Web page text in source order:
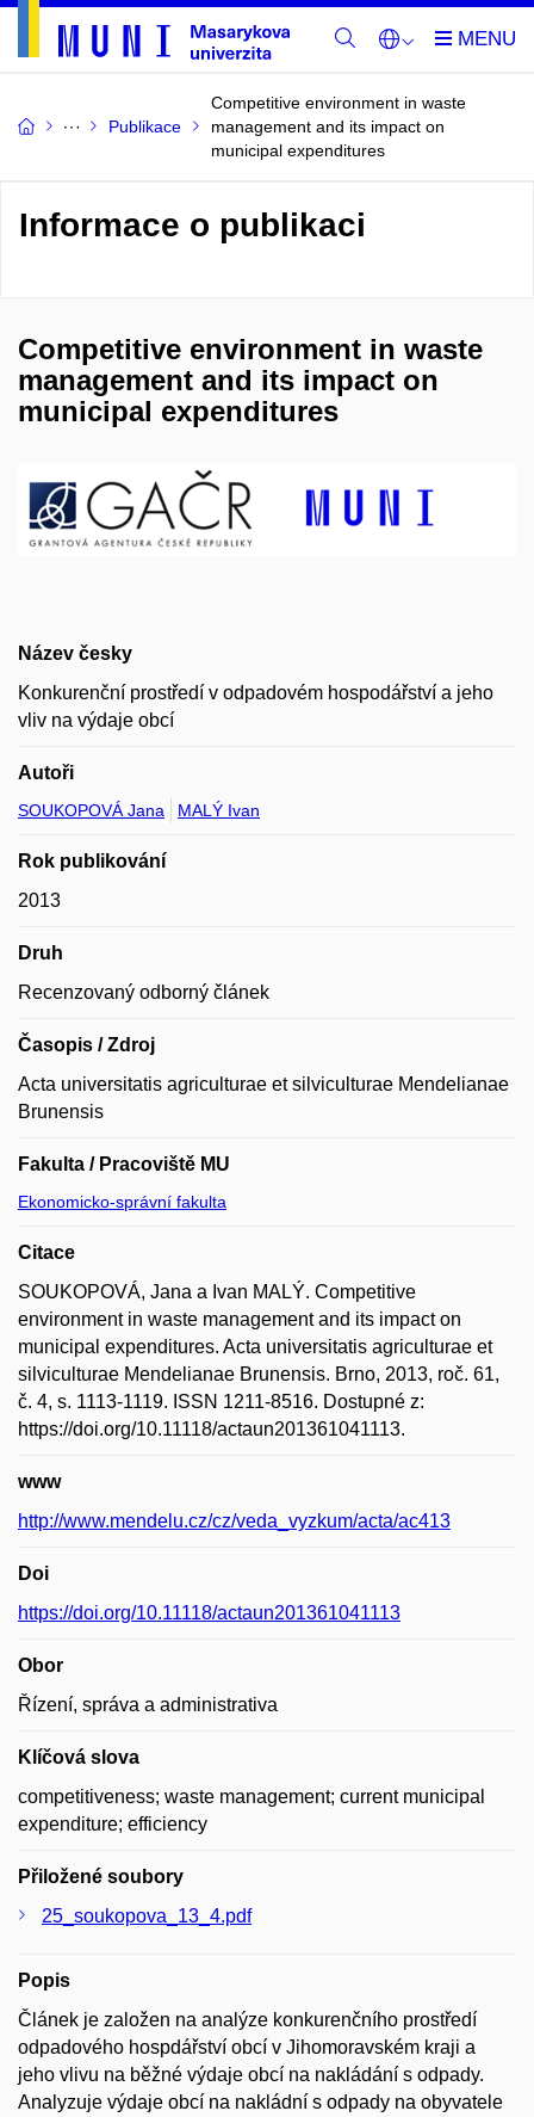
Publikace
Competitive environment in waste
management and its impact on
municipal expenditures
Informace o publikaci
Competitive environment in waste
management and its impact on
municipal expenditures
Název česky
Konkurenční prostředí v odpadovém hospodářství a jeho
vliv na výdaje obcí
Autoři
SOUKOPOVÁ Jana MALÝ Ivan
Rok publikování
2013
Druh
Recenzovaný odborný článek
Časopis / Zdroj
Acta universitatis agriculturae et silviculturae Mendelianae
Brunensis
Fakulta / Pracoviště MU
Ekonomicko-správní fakulta
Citace
SOUKOPOVÁ, Jana a Ivan MALÝ. Competitive
environment in waste management and its impact on
municipal expenditures. Acta universitatis agriculturae et
silviculturae Mendelianae Brunensis. Brno, 2013, roč. 61,
č. 4, s. 1113-1119. ISSN 1211-8516. Dostupné z:
https://doi.org/10.11118/actaun201361041113.
www
http://www.mendelu.cz/cz/veda_vyzkum/acta/ac413
Doi
https://doi.org/10.11118/actaun201361041113
Obor
Řízení, správa a administrativa
Klíčová slova
competitiveness; waste management; current municipal
expenditure; efficiency
Přiložené soubory
25_soukopova_13_4.pdf
Popis
Článek je založen na analýze konkurenčního prostředí
odpadového hospdářství obcí v Jihomoravském kraji a
jeho vlivu na běžné výdaje obcí na nakládání s odpady.
Analyzuje výdaje obcí na nakládní s odpady na obyvatele